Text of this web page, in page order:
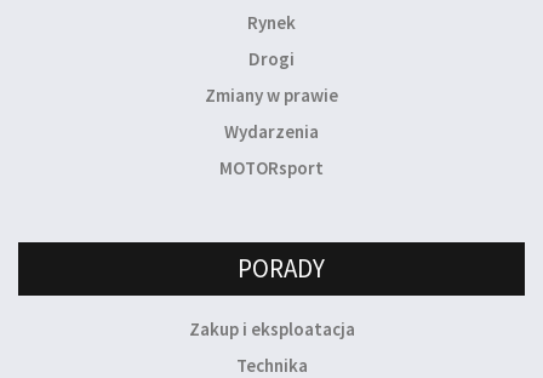
Rynek
Drogi
Zmiany w prawie
Wydarzenia
MOTORsport
PORADY
Zakup i eksploatacja
Technika